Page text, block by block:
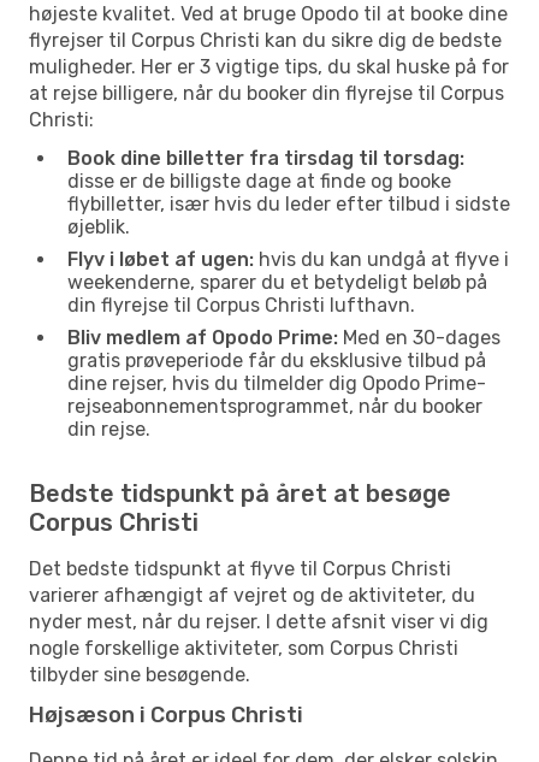
højeste kvalitet. Ved at bruge Opodo til at booke dine
flyrejser til Corpus Christi kan du sikre dig de bedste
muligheder. Her er 3 vigtige tips, du skal huske på for
at rejse billigere, når du booker din flyrejse til Corpus
Christi:
Book dine billetter fra tirsdag til torsdag:
disse er de billigste dage at finde og booke
flybilletter, især hvis du leder efter tilbud i sidste
øjeblik.
Flyv i løbet af ugen: hvis du kan undgå at flyve i
weekenderne, sparer du et betydeligt beløb på
din flyrejse til Corpus Christi lufthavn.
Bliv medlem af Opodo Prime: Med en 30-dages
gratis prøveperiode får du eksklusive tilbud på
dine rejser, hvis du tilmelder dig Opodo Prime-
rejseabonnementsprogrammet, når du booker
din rejse.
Bedste tidspunkt på året at besøge
Corpus Christi
Det bedste tidspunkt at flyve til Corpus Christi
varierer afhængigt af vejret og de aktiviteter, du
nyder mest, når du rejser. I dette afsnit viser vi dig
nogle forskellige aktiviteter, som Corpus Christi
tilbyder sine besøgende.
Højsæson i Corpus Christi